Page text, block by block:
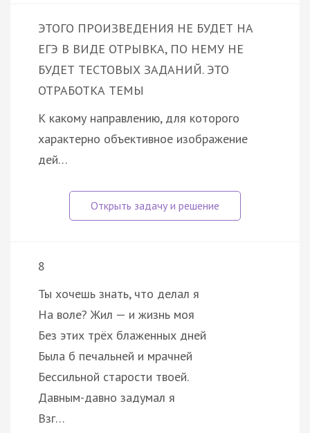
ЭТОГО ПРОИЗВЕДЕНИЯ НЕ БУДЕТ НА
ЕГЭ В ВИДЕ ОТРЫВКА, ПО НЕМУ НЕ
БУДЕТ ТЕСТОВЫХ ЗАДАНИЙ. ЭТО
ОТРАБОТКА ТЕМЫ
К какому направлению, для которого
характерно объективное изображение
дей…
8
Ты хочешь знать, что делал я
На воле? Жил — и жизнь моя
Без этих трёх блаженных дней
Была б печальней и мрачней
Бессильной старости твоей.
Давным-давно задумал я
Взг…